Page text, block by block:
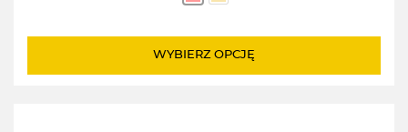
od
do
WYBIERZ OPCJĘ